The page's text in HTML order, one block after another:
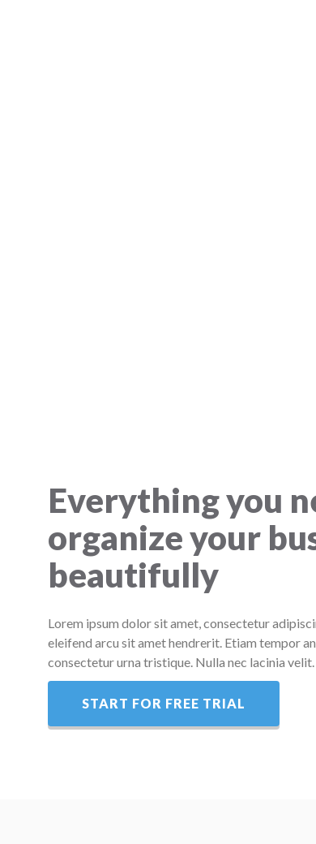
Everything you
organize your
beautifully
Lorem ipsum dolor sit amet, consectetur
eleifend arcu sit amet hendrerit. Etiam tempor
consectetur urna tristique. Nulla nec lacinia velit.
START FOR FREE TRIAL